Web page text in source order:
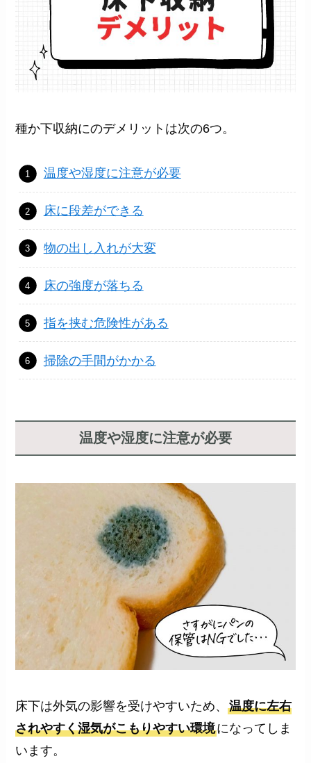
種か下収納にのデメリットは次の6つ。
温度や湿度に注意が必要
床に段差ができる
物の出し入れが大変
床の強度が落ちる
指を挟む危険性がある
掃除の手間がかかる
温度や湿度に注意が必要
床下は外気の影響を受けやすいため、温度に左右
されやすく湿気がこもりやすい環境になってしま
います。